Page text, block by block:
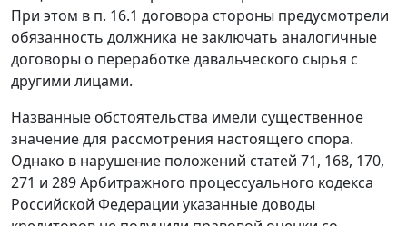
При этом в п. 16.1 договора стороны предусмотрели
обязанность должника не заключать аналогичные
договоры о переработке давальческого сырья с
другими лицами.
Названные обстоятельства имели существенное
значение для рассмотрения настоящего спора.
Однако в нарушение положений статей 71, 168, 170,
271 и 289 Арбитражного процессуального кодекса
Российской Федерации указанные доводы